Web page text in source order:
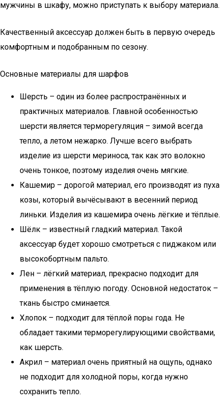
мужчины в шкафу, можно приступать к выбору материала.
Качественный аксессуар должен быть в первую очередь
комфортным и подобранным по сезону.
Основные материалы для шарфов
Шерсть – один из более распространённых и
практичных материалов. Главной особенностью
шерсти является терморегуляция – зимой всегда
тепло, а летом нежарко. Лучше всего выбрать
изделие из шерсти мериноса, так как это волокно
очень тонкое, поэтому изделия очень мягкие.
Кашемир – дорогой материал, его производят из пуха
козы, который вычёсывают в весенний период
линьки. Изделия из кашемира очень лёгкие и тёплые.
Шёлк – известный гладкий материал. Такой
аксессуар будет хорошо смотреться с пиджаком или
высокобортным пальто.
Лен – лёгкий материал, прекрасно подходит для
применения в тёплую погоду. Основной недостаток –
ткань быстро сминается.
Хлопок – подходит для тёплой поры года. Не
обладает такими терморегулирующими свойствами,
как шерсть.
Акрил – материал очень приятный на ощупь, однако
не подходит для холодной поры, когда нужно
сохранить тепло.